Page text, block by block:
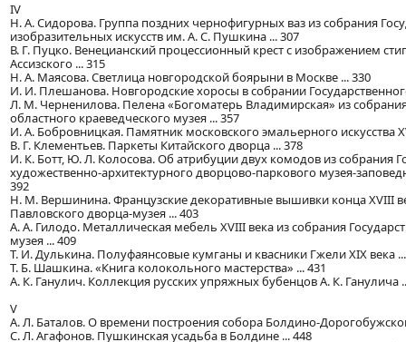
IV
Н. А. Сидорова. Группа поздних чернофигурных ваз из собрания
изобразительных искусств им. А. С. Пушкина ... 307
В. Г. Пуцко. Венецианский процессионный крест с изображением
Ассизского ... 315
Н. А. Маясова. Светлица новгородской боярыни в Москве ... 330
И. И. Плешанова. Новгородские хоросы в собрании
Л. М. Черненилова. Пелена «Богоматерь Владимирская» из
областного краеведческого музея ... 357
И. А. Бобровницкая. Памятник московского эмальерного искусства
B. Г. Клементьев. Паркеты Китайского дворца ... 378
И. К. Ботт, Ю. Л. Колосова. Об атрибуции двух комодов из собрания
художественно-архитектурного дворцово-паркового музея-
392
Н. М. Вершинина. Французские декоративные вышивки конца XVIII
Павловского дворца-музея ... 403
А. А. Гилодо. Металлическая мебель XVIII века из собрания
музея ... 409
Т. И. Дулькина. Полуфаянсовые кумганы и квасники Гжели XIX века
Т. Б. Шашкина. «Книга колокольного мастерства» ... 431
А. К. Ганулич. Коллекция русских упряжных бубенцов А. К. Ганулича
V
A. Л. Баталов. О времени построения собора Болдино-
C. Л. Агафонов. Пушкинская усадьба в Болдине ... 448